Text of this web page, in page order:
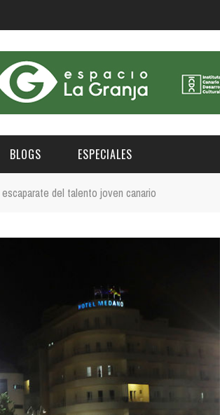
Laguna
Música
Escénicas
BLOGS ESPECIALES
XXVII VERANO DE CUENTO
del talento joven canario